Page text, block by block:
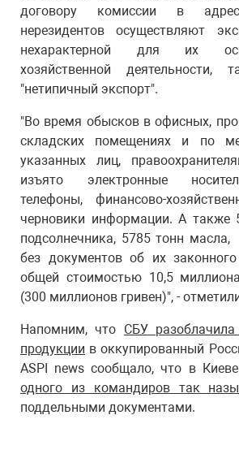
договору комиссии в адрес
нерезидентов осуществляют
нехарактерной для их
хозяйственной деятельности,
"нетипичный экспорт".
"Во время обысков в офисных,
складских помещениях и по
указанных лиц,
изъято электронные
телефоны, финансово-
черновики информации. А также
подсолнечника, 5785 тонн
без документов об их
общей стоимостью 10,5
(300 миллионов гривен)", -
Напомним, что СБУ
продукции в оккупированный
ASPI news сообщало, что в Киеве
одного из командиров так
поддельными документами.